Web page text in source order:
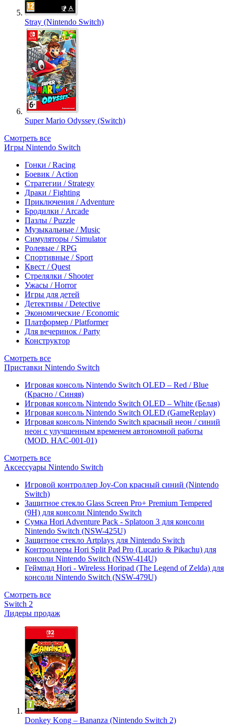
Stray (Nintendo Switch)
Super Mario Odyssey (Switch)
Смотреть все
Игры Nintendo Switch
Гонки / Racing
Боевик / Action
Стратегии / Strategy
Драки / Fighting
Приключения / Adventure
Бродилки / Arcade
Пазлы / Puzzle
Музыкальные / Music
Симуляторы / Simulator
Ролевые / RPG
Спортивные / Sport
Квест / Quest
Стрелялки / Shooter
Ужасы / Horror
Игры для детей
Детективы / Detective
Экономические / Economic
Платформер / Platformer
Для вечеринок / Party
Конструктор
Смотреть все
Приставки Nintendo Switch
Игровая консоль Nintendo Switch OLED – Red / Blue
(Красно / Синяя)
Игровая консоль Nintendo Switch OLED – White (Белая)
Игровая консоль Nintendo Switch OLED (GameReplay)
Игровая консоль Nintendo Switch красный неон / синий
неон с улучшенным временем автономной работы
(MOD. HAC-001-01)
Смотреть все
Аксессуары Nintendo Switch
Игровой контроллер Joy-Con красный синий (Nintendo
Switch)
Защитное стекло Glass Screen Pro+ Premium Tempered
(9H) для консоли Nintendo Switch
Сумка Hori Adventure Pack - Splatoon 3 для консоли
Nintendo Switch (NSW-425U)
Защитное стекло Artplays для Nintendo Switch
Контроллеры Hori Split Pad Pro (Lucario & Pikachu) для
консоли Nintendo Switch (NSW-414U)
Геймпад Hori - Wireless Horipad (The Legend of Zelda) для
консоли Nintendo Switch (NSW-479U)
Смотреть все
Switch 2
Лидеры продаж
Donkey Kong – Bananza (Nintendo Switch 2)